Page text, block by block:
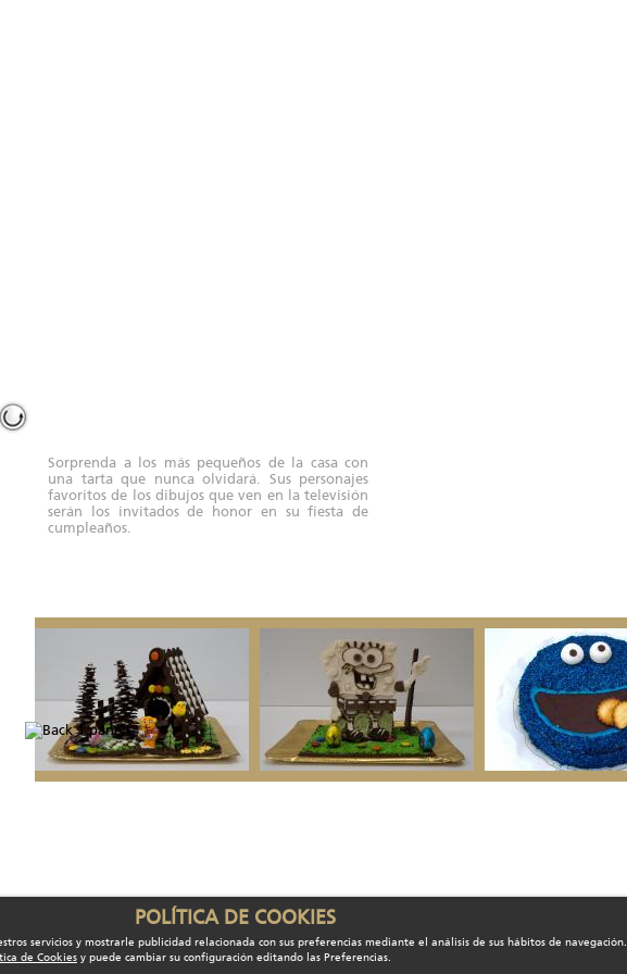
Sorprenda a los más pequeños de la casa con
una tarta que nunca olvidará. Sus personajes
favoritos de los dibujos que ven en la televisión
serán los invitados de honor en su fiesta de
cumpleaños.
POLÍTICA DE COOKIES
servicios y mostrarle publicidad relacionada con sus preferencias mediante el análisis de sus hábitos de navegación.
de Cookies y puede cambiar su configuración editando las Preferencias.